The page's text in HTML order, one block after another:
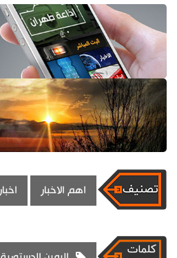
اهم الاخبار اخبار